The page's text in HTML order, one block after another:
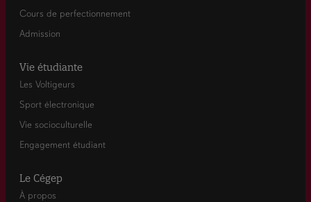
Cours de perfectionnement
Admission
Vie étudiante
Les Voltigeurs
Sport électronique
Vie socioculturelle
Engagement étudiant
Le Cégep
À propos